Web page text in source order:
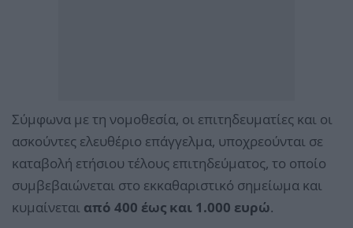
Σύμφωνα με τη νομοθεσία, οι επιτηδευματίες και οι
ασκούντες ελευθέριο επάγγελμα, υποχρεούνται σε
καταβολή ετήσιου τέλους επιτηδεύματος, το οποίο
συμβεβαιώνεται στο εκκαθαριστικό σημείωμα και
κυμαίνεται από 400 έως και 1.000 ευρώ.